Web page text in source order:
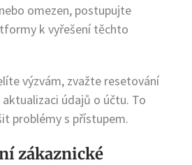
omezen, postupujte
k vyřešení těchto
výzvám, zvažte resetování
údajů o účtu. To
problémy s přístupem.
zákaznické